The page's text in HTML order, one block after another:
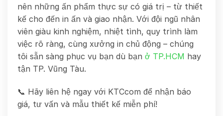
nên những ấn phẩm thực sự có giá trị – từ thiết
kế cho đến in ấn và giao nhận. Với đội ngũ nhân
viên giàu kinh nghiệm, nhiệt tình, quy trình làm
việc rõ ràng, cùng xưởng in chủ động – chúng
tôi sẵn sàng phục vụ bạn dù bạn ở TP.HCM hay
tận TP. Vũng Tàu.
📞 Hãy liên hệ ngay với KTCcom để nhận báo
giá, tư vấn và mẫu thiết kế miễn phí!